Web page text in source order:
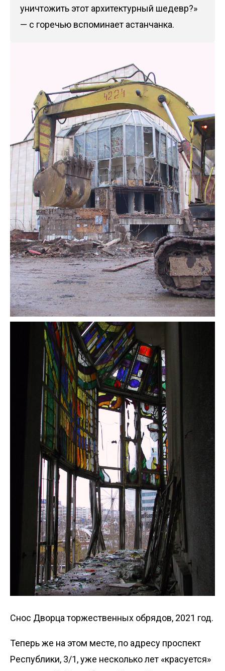
уничтожить этот архитектурный шедевр?»
— с горечью вспоминает астанчанка.
Снос Дворца торжественных обрядов, 2021 год.
Теперь же на этом месте, по адресу проспект
Республики, 3/1, уже несколько лет «красуется»